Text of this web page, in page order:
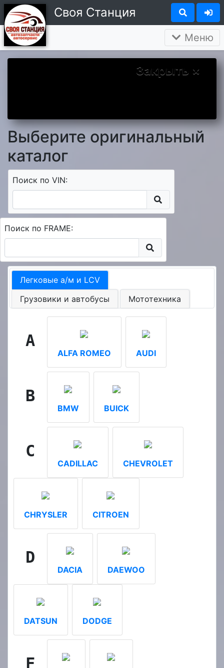
Своя Станция
Меню
Закрыть ×
Вы у нас впервые? Надеемся Вам
Выберите оригинальный
каталог
Поиск по VIN:
Поиск по FRAME:
Легковые а/м и LCV
Грузовики и автобусы
Мототехника
A
ALFA ROMEO AUDI
B
BMW BUICK
C
CADILLAC CHEVROLET
CHRYSLER CITROEN
D
DACIA DAEWOO
DATSUN DODGE
F